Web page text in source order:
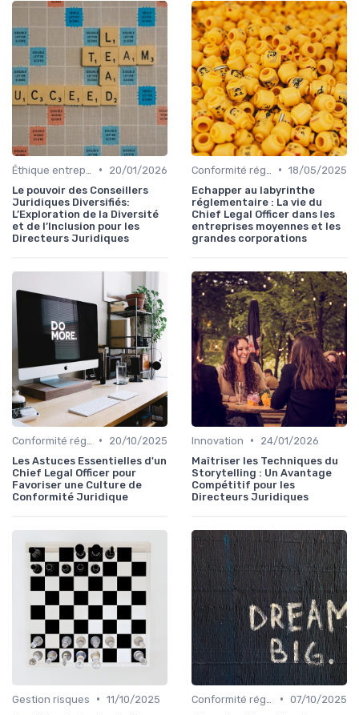
•
20/01/2026
Le pouvoir des Conseillers
Juridiques Diversifiés:
L’Exploration de la Diversité
et de l’Inclusion pour les
Directeurs Juridiques
• 18/05/2025
Echapper au labyrinthe
réglementaire : La vie du
Chief Legal Officer dans les
entreprises moyennes et les
grandes corporations
•
20/10/2025
Les Astuces Essentielles d'un
Chief Legal Officer pour
Favoriser une Culture de
Conformité Juridique
Innovation •
24/01/2026
Maîtriser les Techniques du
Storytelling : Un Avantage
Compétitif pour les
Directeurs Juridiques
Gestion risques • 11/10/2025
• 07/10/2025